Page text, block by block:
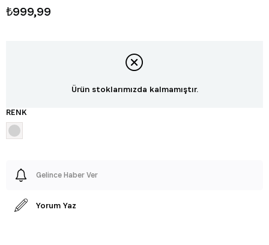
₺999,99
Ürün stoklarımızda kalmamıştır.
RENK
Gelince Haber Ver
Yorum Yaz